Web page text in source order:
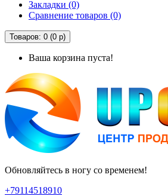
Закладки (0)
Сравнение товаров (0)
Товаров: 0 (0 р)
Ваша корзина пуста!
Обновляйтесь в ногу со временем!
+79114518910